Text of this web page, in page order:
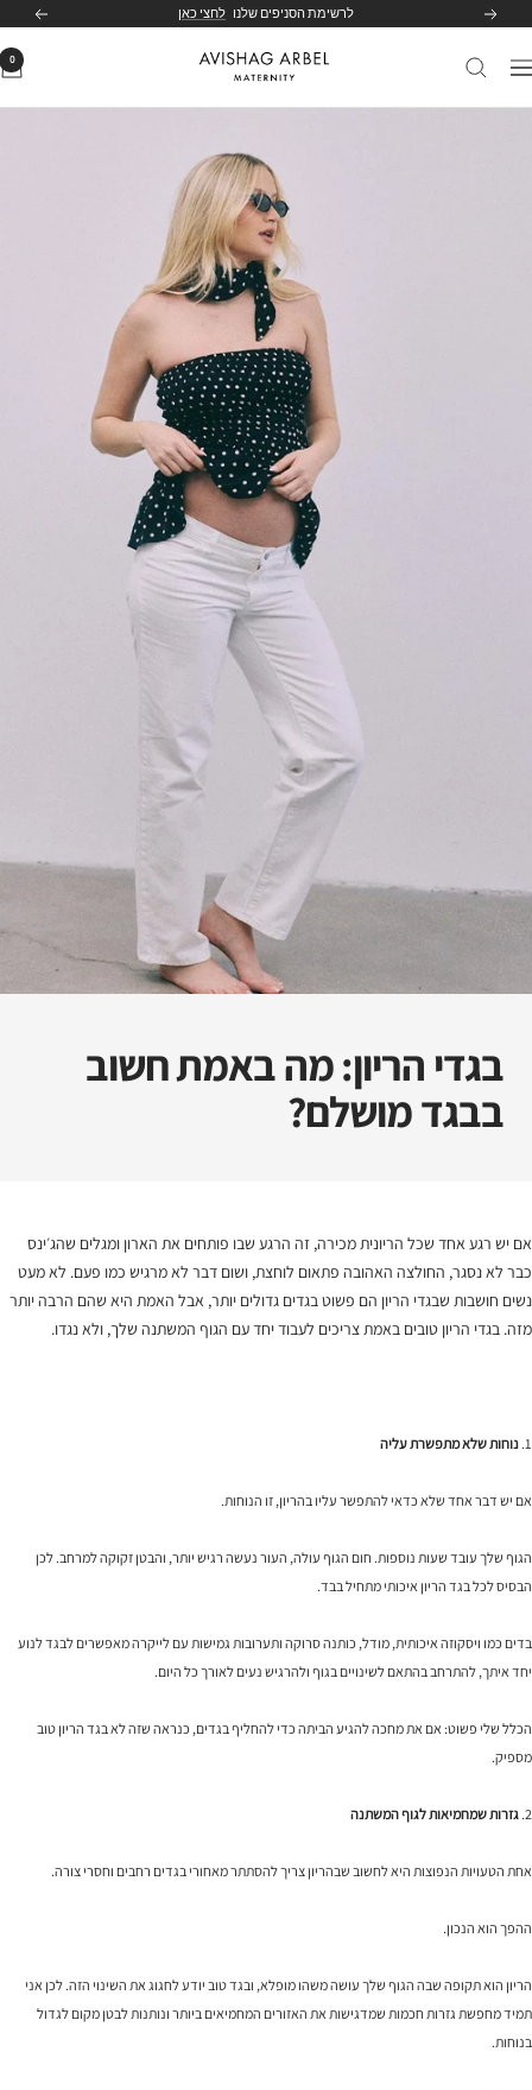
הקודם לרשימת הסניפים שלנו לחצי כאן הבא
ניווט
Avishag
0
בגדי הריון: מה באמת חשוב
בבגד מושלם?
אם יש רגע אחד שכל הריונית מכירה, זה הרגע שבו פותחים את הארון ומגלים שהג׳ינס
כבר לא נסגר, החולצה האהובה פתאום לוחצת, ושום דבר לא מרגיש כמו פעם. לא מעט
נשים חושבות שבגדי הריון הם פשוט בגדים גדולים יותר, אבל האמת היא שהם הרבה יותר
מזה. בגדי הריון טובים באמת צריכים לעבוד יחד עם הגוף המשתנה שלך, ולא נגדו.
1. נוחות שלא מתפשרת עליה
אם יש דבר אחד שלא כדאי להתפשר עליו בהריון, זו הנוחות.
הגוף שלך עובד שעות נוספות. חום הגוף עולה, העור נעשה רגיש יותר, והבטן זקוקה למרחב. לכן
הבסיס לכל בגד הריון איכותי מתחיל בבד.
בדים כמו ויסקוזה איכותית, מודל, כותנה סרוקה ותערובות גמישות עם לייקרה מאפשרים לבגד לנוע
יחד איתך, להתרחב בהתאם לשינויים בגוף ולהרגיש נעים לאורך כל היום.
הכלל שלי פשוט: אם את מחכה להגיע הביתה כדי להחליף בגדים, כנראה שזה לא בגד הריון טוב
מספיק.
2. גזרות שמחמיאות לגוף המשתנה
אחת הטעויות הנפוצות היא לחשוב שבהריון צריך להסתתר מאחורי בגדים רחבים וחסרי צורה.
ההפך הוא הנכון.
הריון הוא תקופה שבה הגוף שלך עושה משהו מופלא, ובגד טוב יודע לחגוג את השינוי הזה. לכן אני
תמיד מחפשת גזרות חכמות שמדגישות את האזורים המחמיאים ביותר ונותנות לבטן מקום לגדול
בנוחות.